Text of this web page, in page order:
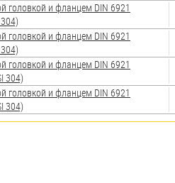
головкой и фланцем DIN 6921
головкой и фланцем DIN 6921
головкой и фланцем DIN 6921
304)
головкой и фланцем DIN 6921
304)